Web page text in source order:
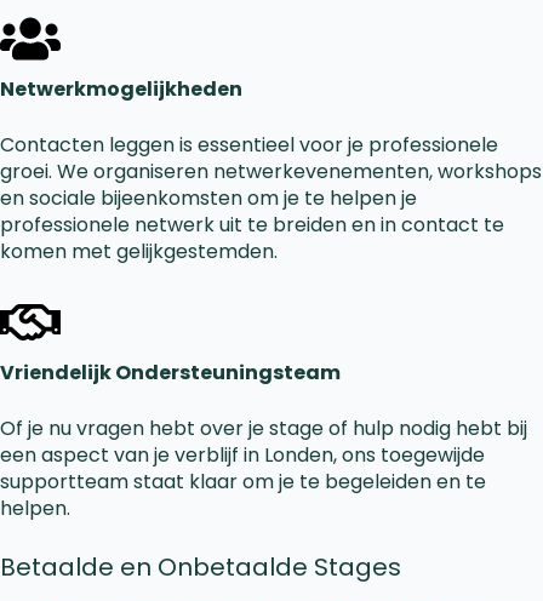
Netwerkmogelijkheden
Contacten leggen is essentieel voor je professionele
groei. We organiseren netwerkevenementen, workshops
en sociale bijeenkomsten om je te helpen je
professionele netwerk uit te breiden en in contact te
komen met gelijkgestemden.
Vriendelijk Ondersteuningsteam
Of je nu vragen hebt over je stage of hulp nodig hebt bij
een aspect van je verblijf in Londen, ons toegewijde
supportteam staat klaar om je te begeleiden en te
helpen.
Betaalde en Onbetaalde Stages